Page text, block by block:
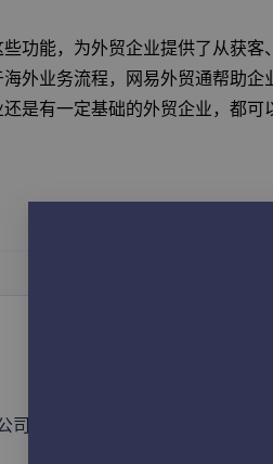
功能，为外贸企业提供了从获
外业务流程，网易外贸通帮助
是有一定基础的外贸企业，都
司名称